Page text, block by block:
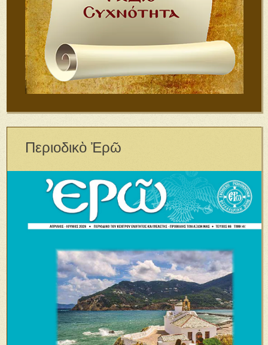
Περιοδικὸ Ἐρῶ